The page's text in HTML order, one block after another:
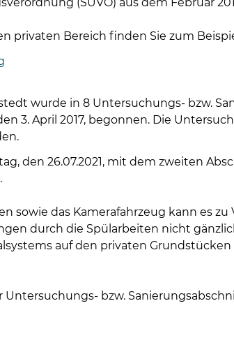
privaten Bereich finden Sie zum
wurde in 8 Untersuchungs- bzw.
3. April 2017, begonnen. Die
den 26.07.2021, mit dem zweiten
.
sowie das Kamerafahrzeug kann es
durch die Spülarbeiten nicht
auf den privaten
Untersuchungs- bzw.